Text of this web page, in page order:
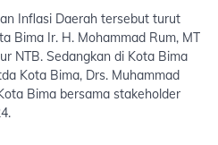
Inflasi Daerah tersebut turut
Bima Ir. H. Mohammad Rum, MT
NTB. Sedangkan di Kota Bima
Kota Bima, Drs. Muhammad
Bima bersama stakeholder